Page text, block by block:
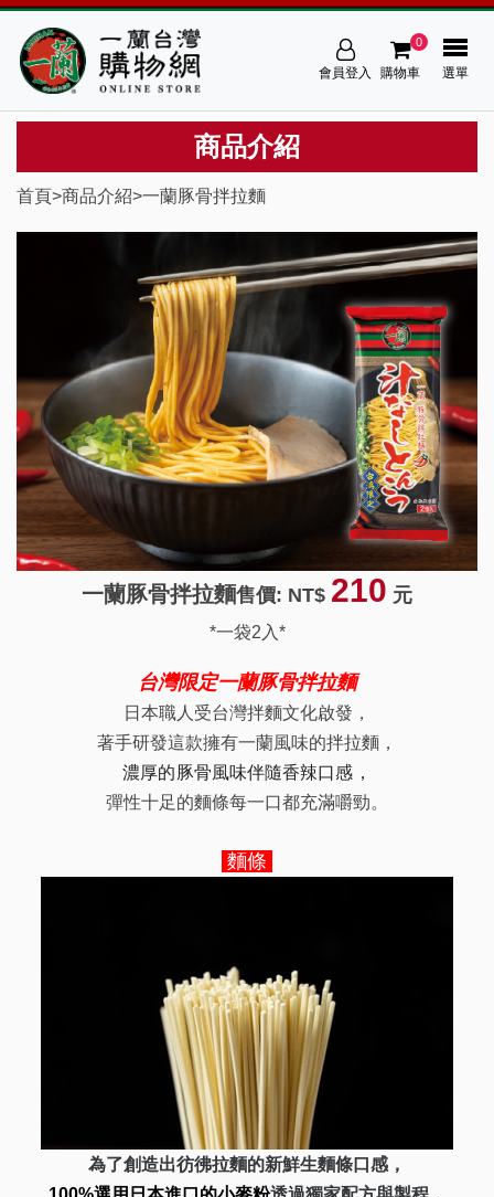
會員登入 購物車
0
選單
商品介紹
首頁>商品介紹>一蘭豚骨拌拉麵
一蘭豚骨拌拉麵售價: NT$ 210 元
*一袋2入*
台灣限定一蘭豚骨拌拉麵
日本職人受台灣拌麵文化啟發，
著手研發這款擁有一蘭風味的拌拉麵，
濃厚的豚骨風味伴隨香辣口感，
彈性十足的麵條每一口都充滿嚼勁。
麵條
為了創造出彷彿拉麵的新鮮生麵條口感，